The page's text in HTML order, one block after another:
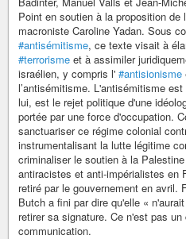
Point en soutien à la proposition de
macroniste Caroline Yadan. Sous
#antisémitisme, ce texte visait à
#terrorisme et à assimiler
israélien, y compris l' #antisionisme
l’antisémitisme. L'antisémitisme
lui, est le rejet politique d'une
portée par une force d'occupation.
sanctuariser ce régime colonial
instrumentalisant la lutte légitime
criminaliser le soutien à la
antiracistes et anti-impérialistes en
retiré par le gouvernement en avril.
Butch a fini par dire qu'elle «
retirer sa signature. Ce n'est pas
communication.